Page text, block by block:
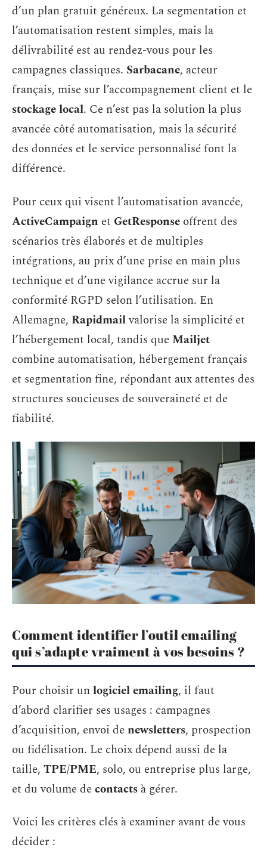
d’un plan gratuit généreux. La segmentation et
l’automatisation restent simples, mais la
délivrabilité est au rendez-vous pour les
campagnes classiques. Sarbacane, acteur
français, mise sur l’accompagnement client et le
stockage local. Ce n’est pas la solution la plus
avancée côté automatisation, mais la sécurité
des données et le service personnalisé font la
différence.
Pour ceux qui visent l’automatisation avancée,
ActiveCampaign et GetResponse offrent des
scénarios très élaborés et de multiples
intégrations, au prix d’une prise en main plus
technique et d’une vigilance accrue sur la
conformité RGPD selon l’utilisation. En
Allemagne, Rapidmailvalorise la simplicité et
l’hébergement local, tandis que Mailjet
combine automatisation, hébergement français
et segmentation fine, répondant aux attentes des
structures soucieuses de souveraineté et de
fiabilité.
Comment identifier l’outil emailing
qui s’adapte vraiment à vos besoins ?
Pour choisir unlogiciel emailing, il faut
d’abord clarifier ses usages : campagnes
d’acquisition, envoi denewsletters, prospection
ou fidélisation. Le choix dépend aussi de la
taille, TPE/PME, solo, ou entreprise plus large,
et du volume decontacts à gérer.
Voici les critères clés à examiner avant de vous
décider :